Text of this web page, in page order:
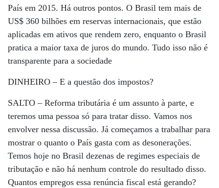
País em 2015. Há outros pontos. O Brasil tem mais de
US$ 360 bilhões em reservas internacionais, que estão
aplicadas em ativos que rendem zero, enquanto o Brasil
pratica a maior taxa de juros do mundo. Tudo isso não é
transparente para a sociedade
DINHEIRO –E a questão dos impostos?
SALTO –Reforma tributária é um assunto à parte, e
teremos uma pessoa só para tratar disso. Vamos nos
envolver nessa discussão. Já começamos a trabalhar para
mostrar o quanto o País gasta com as desonerações.
Temos hoje no Brasil dezenas de regimes especiais de
tributação e não há nenhum controle do resultado disso.
Quantos empregos essa renúncia fiscal está gerando?